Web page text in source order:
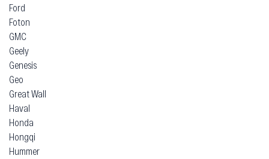
Ford
Foton
GMC
Geely
Genesis
Geo
Great Wall
Haval
Honda
Hongqi
Hummer